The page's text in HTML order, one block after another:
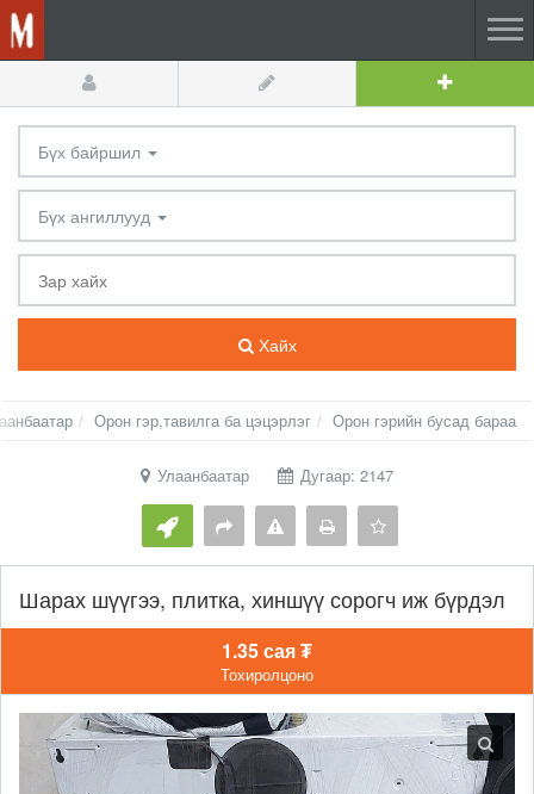
Бүх байршил
Бүх ангиллууд
Хайх
Орон гэр,тавилга ба цэцэрлэг Орон гэрийн бусад бараа
Улаанбаатар Дугаар: 2147
Шарах шүүгээ, плитка, хиншүү сорогч иж бүрдэл
1.35 сая ₮
Тохиролцоно